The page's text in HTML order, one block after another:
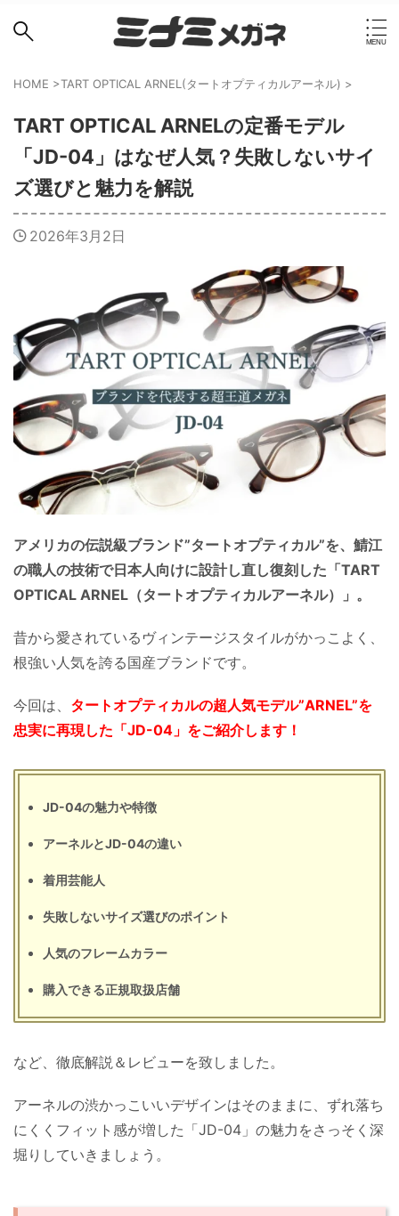
HOME >TART OPTICAL ARNEL(タートオプティカルアーネル) >
TART OPTICAL ARNELの定番モデル
「JD-04」はなぜ人気？失敗しないサイ
ズ選びと魅力を解説
2026年3月2日
アメリカの伝説級ブランド”タートオプティカル”を、鯖江
の職人の技術で日本人向けに設計し直し復刻した「TART
OPTICAL ARNEL（タートオプティカルアーネル）」。
昔から愛されているヴィンテージスタイルがかっこよく、
根強い人気を誇る国産ブランドです。
今回は、 タートオプティカルの超人気モデル”ARNEL”を
忠実に再現した「JD-04」をご紹介します！
JD-04の魅力や特徴
アーネルとJD-04の違い
着用芸能人
失敗しないサイズ選びのポイント
人気のフレームカラー
購入できる正規取扱店舗
など、徹底解説＆レビューを致しました。
アーネルの渋かっこいいデザインはそのままに、ずれ落ち
にくくフィット感が増した「JD-04」の魅力をさっそく深
堀りしていきましょう。